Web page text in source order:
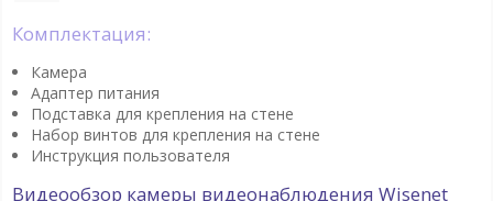
Комплектация:
Камера
Адаптер питания
Подставка для крепления на стене
Набор винтов для крепления на стене
Инструкция пользователя
Видеообзор камеры видеонаблюдения Wisenet